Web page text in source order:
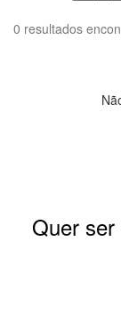
0 resultados
Quer